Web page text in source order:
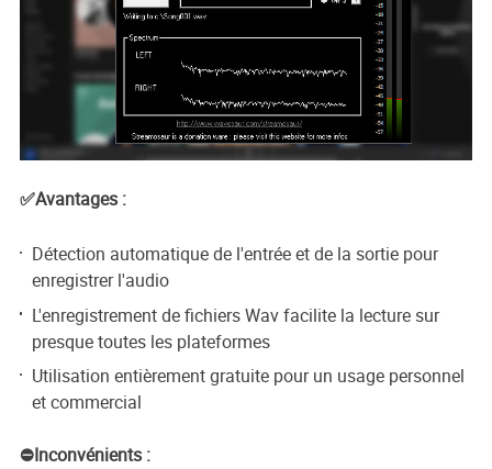
✅Avantages :
Détection automatique de l'entrée et de la sortie pour
enregistrer l'audio
L'enregistrement de fichiers Wav facilite la lecture sur
presque toutes les plateformes
Utilisation entièrement gratuite pour un usage personnel
et commercial
⛔Inconvénients :